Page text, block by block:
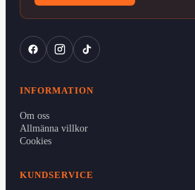
INFORMATION
Om oss
Allmänna villkor
Cookies
KUNDSERVICE